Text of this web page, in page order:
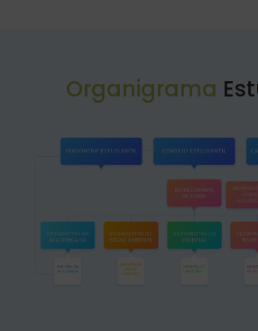
Organigrama